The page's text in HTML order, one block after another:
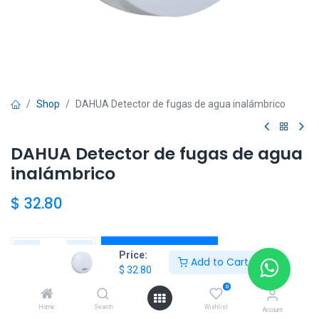
Price:
$ 32.80
Add to Cart
Home Search
0
Wishlist Account
Shop DAHUA Detector de fugas de agua inalámbrico
DAHUA Detector de fugas de agua
inalámbrico
$ 32.80
Add to Cart
Agregar a la lista de deseos